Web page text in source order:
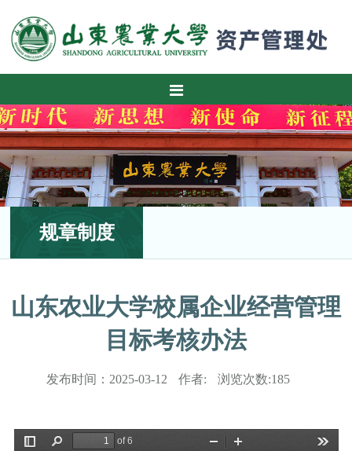
规章制度
山东农业大学校属企业经营管理
目标考核办法
发布时间： 2025-03-12 作者: 浏览次数:185